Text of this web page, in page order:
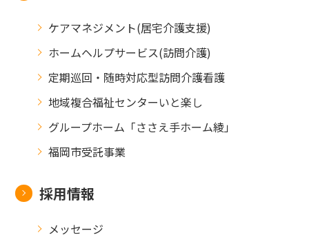
ケアマネジメント(居宅介護支援)
ホームヘルプサービス(訪問介護)
定期巡回・随時対応型訪問介護看護
地域複合福祉センターいと楽し
グループホーム「ささえ手ホーム綾」
福岡市受託事業
採用情報
メッセージ